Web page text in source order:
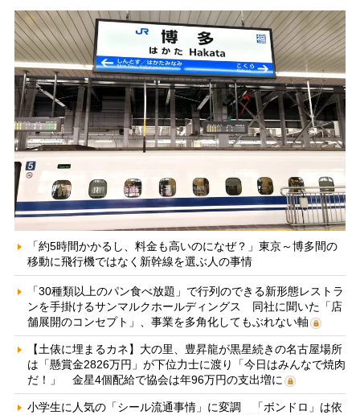
「約5時間かかるし、料金も高いのになぜ？」東京～博多間の
移動に飛行機ではなく新幹線を選ぶ人の事情
「30種類以上のパン食べ放題」で行列のできる新形態レストラ
ンを手掛けるサンマルクホールディングス 同社に聞いた「店
舗展開のコンセプト」、事業を多角化してもぶれない軸
【土俵に埋まるカネ】大の里、豊昇龍が黒星続きの名古屋場所
は「懸賞金2826万円」が下位力士に渡り「今日はみんなで焼肉
だ！」 金星4個配給で協会は年96万円の支出増に
小学生に人気の「シール流通事情」に変調 「ボンドロ」は依